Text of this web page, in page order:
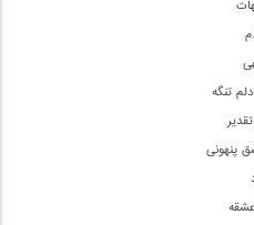
پنهونی